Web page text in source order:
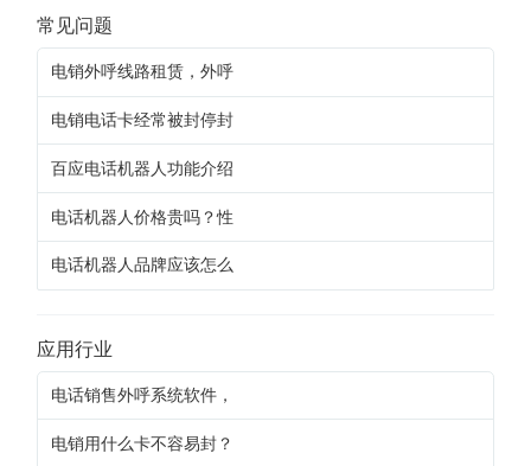
常见问题
电销外呼线路租赁，外呼
电销电话卡经常被封停封
百应电话机器人功能介绍
电话机器人价格贵吗？性
电话机器人品牌应该怎么
应用行业
电话销售外呼系统软件，
电销用什么卡不容易封？